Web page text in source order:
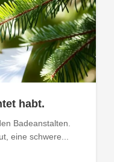
habt.
Badeanstalten.
eine schwere...